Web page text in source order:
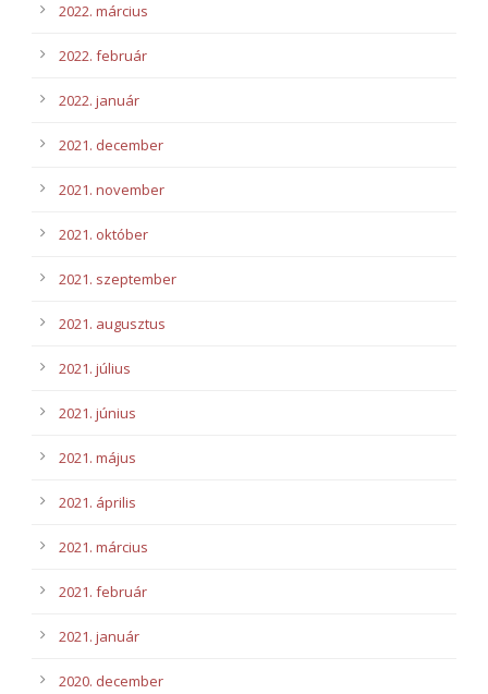
2022. március
2022. február
2022. január
2021. december
2021. november
2021. október
2021. szeptember
2021. augusztus
2021. július
2021. június
2021. május
2021. április
2021. március
2021. február
2021. január
2020. december